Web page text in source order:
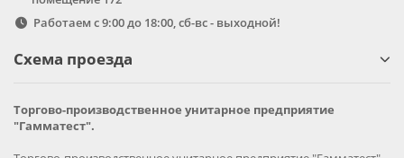
Работаем с 9:00 до 18:00, сб-вс - выходной!
Схема проезда
Торгово-производственное унитарное предприятие
"Гамматест".